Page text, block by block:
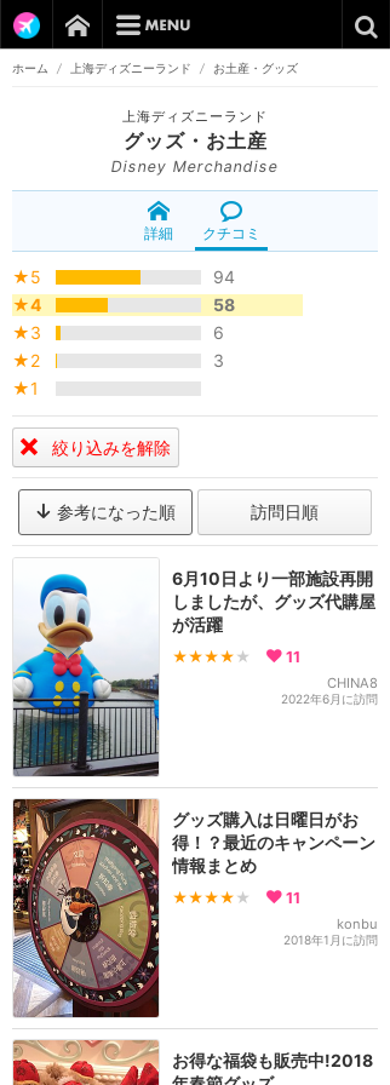
ホーム / 上海ディズニーランド / お土産・グッズ
上海ディズニーランド
グッズ・お土産
Disney Merchandise
詳細 クチコミ
★5
94
★4
58
★3
6
★2
3
★1
絞り込みを解除
参考になった順 訪問日順
6月10日より一部施設再開
しましたが、グッズ代購屋
が活躍
★★★★ ★ 11
CHINA8
2022年6月に訪問
グッズ購入は日曜日がお
得！？最近のキャンペーン
情報まとめ
★★★★ ★ 11
konbu
2018年1月に訪問
お得な福袋も販売中!2018